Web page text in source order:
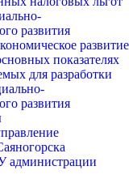
развития
развитие
показателях
для разработки
развития
администрации